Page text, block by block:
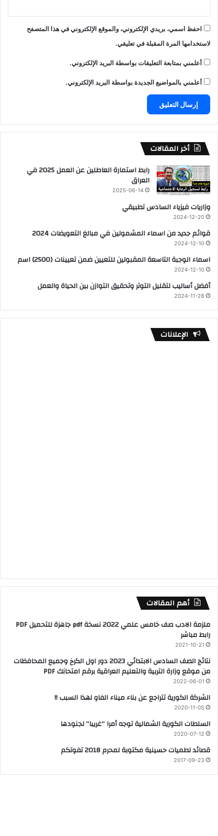
احفظ اسمي، بريدي الإلكتروني، والموقع الإلكتروني في هذا المتصفح
لاستخدامها المرة المقبلة في تعليقي.
أعلمني بمتابعة التعليقات بواسطة البريد الإلكتروني.
أعلمني بالمواضيع الجديدة بواسطة البريد الإلكتروني.
أخر المقالات
رابط استمارة العاطلين عن العمل 2025 في
العراق
2025-06-14
وزاريات فيزياء السادس تطبيقي
2024-12-20
قوائم جديد من اسماء المشمولين في مبالغ التعويضات 2024
2024-12-10
اسماء الوجبة التاسعة المقبولين للتعيين ضمن تعيينات (2500) اسم
2024-12-10
أفضل أساليب لتقليل التوتر وتحقيق التوازن بين الحياة والعمل
2024-11-28
الإعلانات
أهم المقالات
ملزمة الادب صف خامس علمي 2022 نسخة pdf جاهزة للتحميل PDF
رابط مباشر
2021-10-21
نتائج الصف السادس الابتدائي 2023 دور اول الكرخ وجميع المحافظات
من موقع وزارة التربية والتعليم العراقية برقم امتحانك PDF
2022-06-01
الشركة الكورية تتراجع عن بناء ميناء الفاو لهذا السبب !!
2020-11-05
السلطات الكورية الشمالية توجه أمرا “غريبا” لجنودها
2020-07-12
قصائد لطميات حسينية مكتوبة لمحرم 2018 تفوتكم
2017-09-23